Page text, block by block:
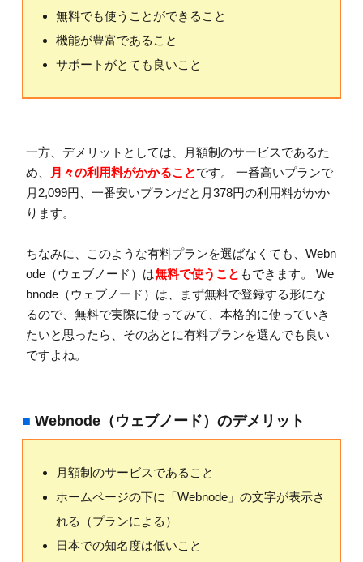
無料でも使うことができること
機能が豊富であること
サポートがとても良いこと
一方、デメリットとしては、月額制のサービスであるた
め、
月々の利用料がかかることです。 一番高いプランで
月2,099円、一番安いプランだと月378円の利用料がかか
ります。
ちなみに、このような有料プランを選ばなくても、Webn
ode（ウェブノード）は無料で使うこと もできます。 We
bnode（ウェブノード）は、まず無料で登録する形にな
るので、無料で実際に使ってみて、本格的に使っていき
たいと思ったら、そのあとに有料プランを選んでも良い
ですよね。
■ Webnode（ウェブノード）のデメリット
月額制のサービスであること
ホームページの下に「Webnode」の文字が表示さ
れる（プランによる）
日本での知名度は低いこと